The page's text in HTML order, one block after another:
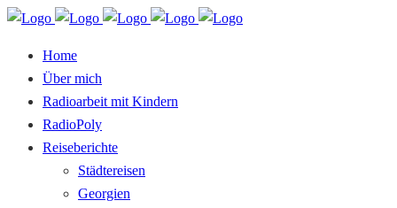
Home
Über mich
Radioarbeit mit Kindern
RadioPoly
Reiseberichte
Städtereisen
Georgien